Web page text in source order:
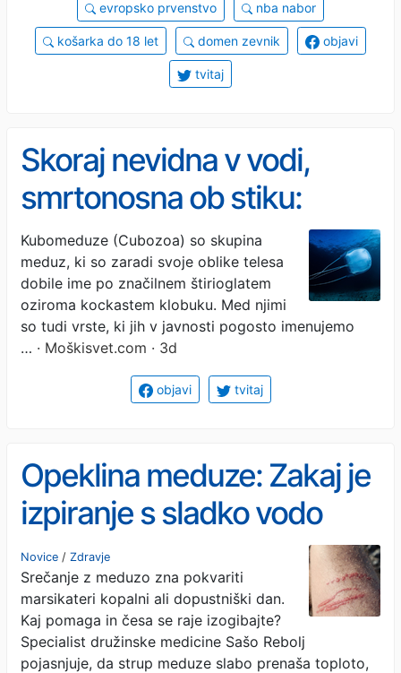
evropsko prvenstvo nba nabor
košarka do 18 let domen zevnik objavi
tvitaj
Skoraj nevidna v vodi,
smrtonosna ob stiku:
pazite na to meduzo
Kubomeduze (Cubozoa) so skupina
meduz, ki so zaradi svoje oblike telesa
dobile ime po značilnem štirioglatem
oziroma kockastem klobuku. Med njimi
so tudi vrste, ki jih v javnosti pogosto imenujemo
… · Moškisvet.com · 3d
objavi tvitaj
Opeklina meduze: Zakaj je
izpiranje s sladko vodo
največja napaka?
Novice / Zdravje
Srečanje z meduzo zna pokvariti
marsikateri kopalni ali dopustniški dan.
Kaj pomaga in česa se raje izogibajte?
Specialist družinske medicine Sašo Rebolj
pojasnjuje, da strup meduze slabo prenaša toploto,